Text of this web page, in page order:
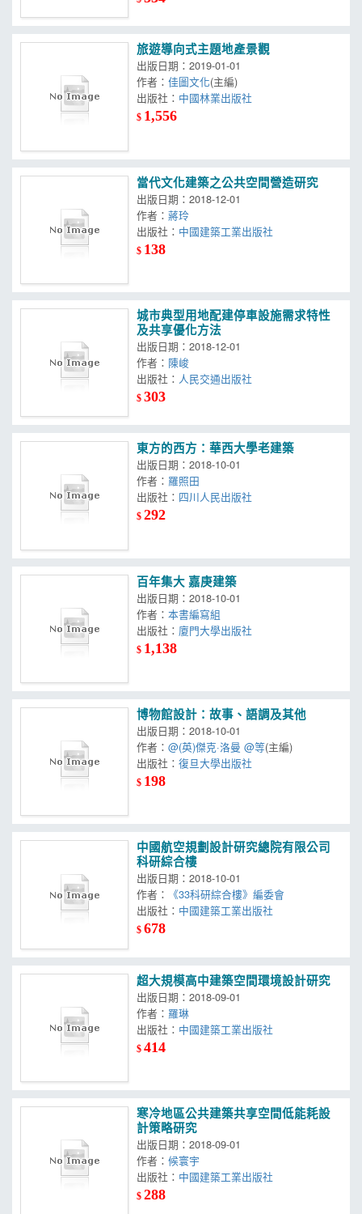
旅遊導向式主題地產景觀
出版日期：2019-01-01
作者：佳圖文化(主編)
出版社： 中國林業出版社
$ 1,556
當代文化建築之公共空間營造研究
出版日期：2018-12-01
作者：蔣玲
出版社： 中國建築工業出版社
$ 138
城市典型用地配建停車設施需求特性
及共享優化方法
出版日期：2018-12-01
作者： 陳峻
出版社： 人民交通出版社
$303
東方的西方：華西大學老建築
出版日期：2018-10-01
作者： 羅照田
出版社： 四川人民出版社
$292
百年集大 嘉庚建築
出版日期：2018-10-01
作者：本書編寫組
出版社： 廈門大學出版社
$ 1,138
博物館設計：故事、語調及其他
出版日期：2018-10-01
作者：@(英)傑克·洛曼 @等(主編)
出版社：復旦大學出版社
$ 198
中國航空規劃設計研究總院有限公司
科研綜合樓
出版日期：2018-10-01
作者：
《33科研綜合樓》編委會
出版社： 中國建築工業出版社
$678
超大規模高中建築空間環境設計研究
出版日期：2018-09-01
作者： 羅琳
出版社： 中國建築工業出版社
$414
寒冷地區公共建築共享空間低能耗設
計策略研究
出版日期：2018-09-01
作者：候寰宇
出版社： 中國建築工業出版社
$288